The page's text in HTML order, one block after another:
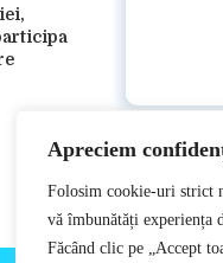
Apreciem
Folosim cookie-uri strict
vă îmbunătăți experiența
Făcând clic pe „Accept